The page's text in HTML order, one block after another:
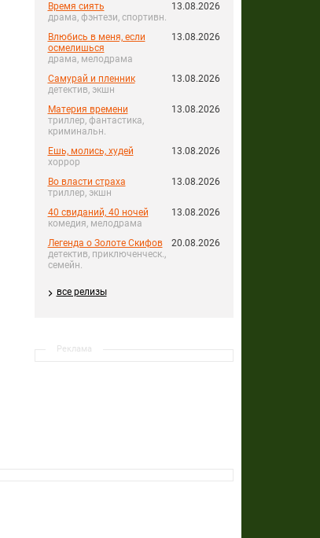
Время сиять
драма, фэнтези, спортивн.
13.08.2026
Влюбись в меня, если
осмелишься
драма, мелодрама
13.08.2026
Самурай и пленник
детектив, экшн
13.08.2026
Материя времени
триллер, фантастика,
криминальн.
13.08.2026
Ешь, молись, худей
хоррор
13.08.2026
Во власти страха
триллер, экшн
13.08.2026
40 свиданий, 40 ночей
комедия, мелодрама
13.08.2026
Легенда о Золоте Скифов
детектив, приключенческ.,
семейн.
20.08.2026
все релизы
Реклама